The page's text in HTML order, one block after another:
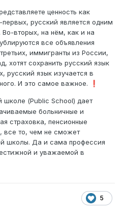
ценность как
русский является одним
вторых, на нём, как и на
все объявления
иммигранты из России,
хотят сохранить русский язык
русский язык изучается в
И это самое важное.
❗
школе (Public School) дает
больничные и
страховка, пенсионные
все то, чем не сможет
школы. Да и сама профессия
и уважаемой в
5